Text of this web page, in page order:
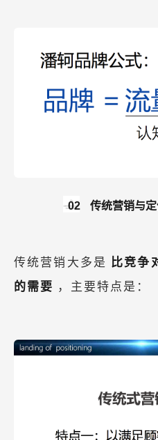
02 传统营销与
传统营销大多是 比竞争
的需要 ，主要特点是：